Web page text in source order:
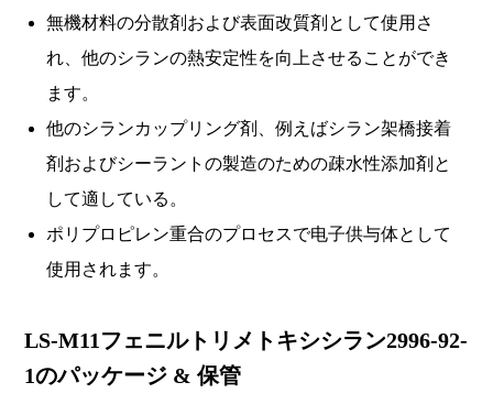
無機材料の分散剤および表面改質剤として使用さ
れ、他のシランの熱安定性を向上させることができ
ます。
他のシランカップリング剤、例えばシラン架橋接着
剤およびシーラントの製造のための疎水性添加剤と
して適している。
ポリプロピレン重合のプロセスで电子供与体として
使用されます。
LS-M11フェニルトリメトキシシラン2996-92-
1のパッケージ & 保管